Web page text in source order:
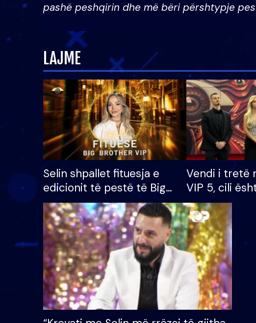
pashë peshqirin dhe më bëri përshtypje
LAJME
Selin shpallet fituesja e
edicionit të pestë të Big
Brother VIP, rrëmben
çmimin e madh prej 100
mijë eurosh
Vendi i tretë
VIP 5, cili
radhës që lë